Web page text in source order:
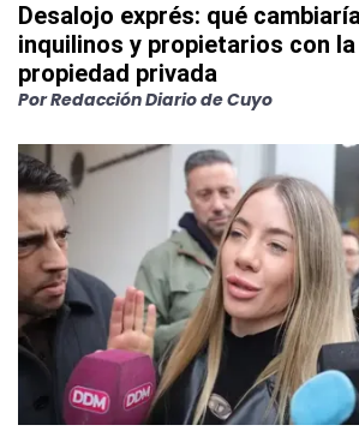
Desalojo exprés: qué
inquilinos y propietarios con la
propiedad privada
PorRedacción Diario de Cuyo